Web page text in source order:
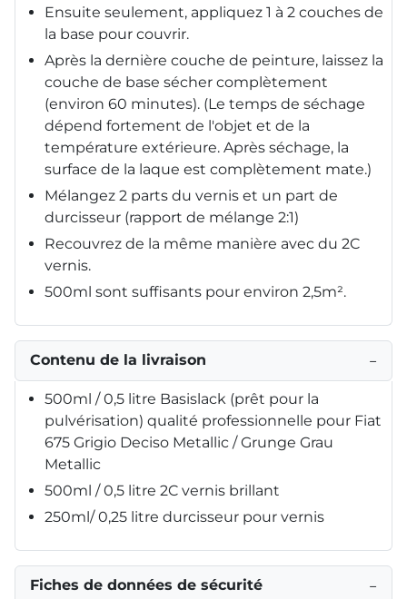
Ensuite seulement, appliquez 1 à 2 couches de
la base pour couvrir.
Après la dernière couche de peinture, laissez la
couche de base sécher complètement
(environ 60 minutes). (Le temps de séchage
dépend fortement de l'objet et de la
température extérieure. Après séchage, la
surface de la laque est complètement mate.)
Mélangez 2 parts du vernis et un part de
durcisseur (rapport de mélange 2:1)
Recouvrez de la même manière avec du 2C
vernis.
500ml sont suffisants pour environ 2,5m².
Contenu de la livraison −
500ml / 0,5 litre Basislack (prêt pour la
pulvérisation) qualité professionnelle pour Fiat
675 Grigio Deciso Metallic / Grunge Grau
Metallic
500ml / 0,5 litre 2C vernis brillant
250ml/ 0,25 litre durcisseur pour vernis
Fiches de données de sécurité −